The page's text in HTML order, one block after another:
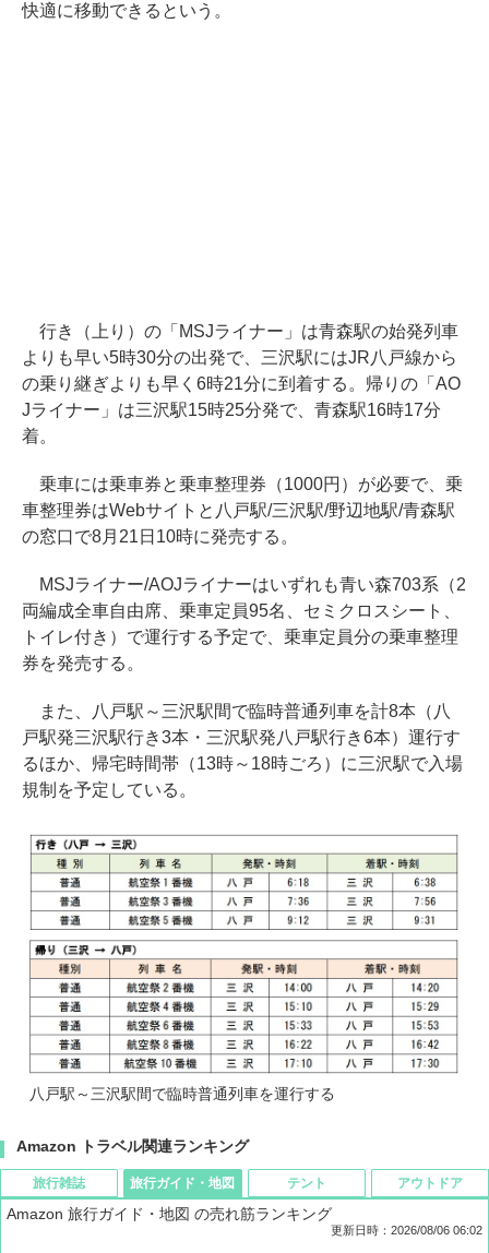
快適に移動できるという。
行き（上り）の「MSJライナー」は青森駅の始発列車
よりも早い5時30分の出発で、三沢駅にはJR八戸線から
の乗り継ぎよりも早く6時21分に到着する。帰りの「AO
Jライナー」は三沢駅15時25分発で、青森駅16時17分
着。
乗車には乗車券と乗車整理券（1000円）が必要で、乗
車整理券はWebサイトと八戸駅/三沢駅/野辺地駅/青森駅
の窓口で8月21日10時に発売する。
MSJライナー/AOJライナーはいずれも青い森703系（2
両編成全車自由席、乗車定員95名、セミクロスシート、
トイレ付き）で運行する予定で、乗車定員分の乗車整理
券を発売する。
また、八戸駅～三沢駅間で臨時普通列車を計8本（八
戸駅発三沢駅行き3本・三沢駅発八戸駅行き6本）運行す
るほか、帰宅時間帯（13時～18時ごろ）に三沢駅で入場
規制を予定している。
八戸駅～三沢駅間で臨時普通列車を運行する
Amazon トラベル関連ランキング
旅行雑誌 旅行ガイド・地図
Amazon 旅行ガイド・地図 の売れ筋ランキング
更新日時：2026/08/06 06:02
テント アウトドア